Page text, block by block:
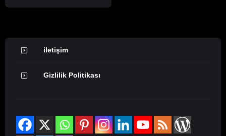
iletişim
Gizlilik Politikası